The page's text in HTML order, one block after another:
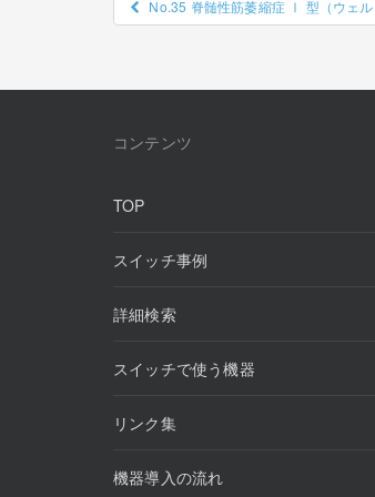
稿
ナ
ゲ
ー
シ
ョ
ン
No.35 脊髄性筋萎縮症 Ⅰ 型（ウェル
コンテンツ
TOP
スイッチ事例
詳細検索
スイッチで使う機器
リンク集
機器導入の流れ